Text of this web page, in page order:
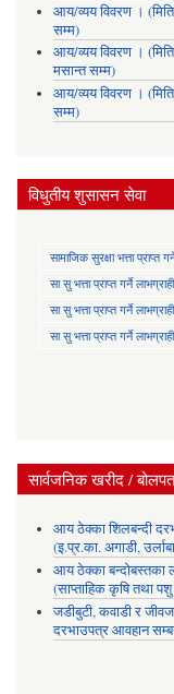
आय/व्यय विवरण ।
सम्म)
आय/व्यय विवरण ।
मसान्त सम्म)
आय/व्यय विवरण ।
सम्म)
विधुतीय शुसासन सेवा
सामाजिक सुरक्षा भत्ता प्राप्त
सा‍ सु भत्ता प्राप्त गर्ने
सा‍ सु भत्ता प्राप्त गर्ने
सा‍ सु भत्ता प्राप्त गर्ने
सार्वजनिक खरीद /
आय ठेक्का शिलबन्दी
(इ.प्र.का. अगाडी,
आय ठेक्का बन्दोबस्तका
(साप्ताहिक कृषि तथा पशु
जडीबुटी, कवाडी र
दरभाउपत्र आवहान